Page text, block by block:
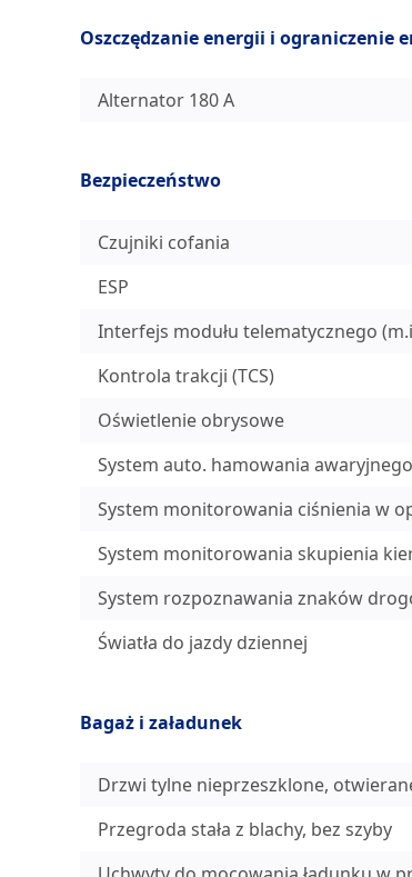
Oszczędzanie energii i ograniczenie
Alternator 180 A
Bezpieczeństwo
Czujniki cofania
ESP
Interfejs modułu telematycznego
Kontrola trakcji (TCS)
Oświetlenie obrysowe
System auto. hamowania
System monitorowania ciśnienia w
System monitorowania skupienia
System rozpoznawania znaków
Światła do jazdy dziennej
Bagaż i załadunek
Drzwi tylne nieprzeszklone,
Przegroda stała z blachy, bez szyby